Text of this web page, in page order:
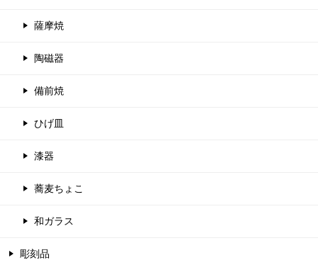
薩摩焼
陶磁器
備前焼
ひげ皿
漆器
蕎麦ちょこ
和ガラス
彫刻品